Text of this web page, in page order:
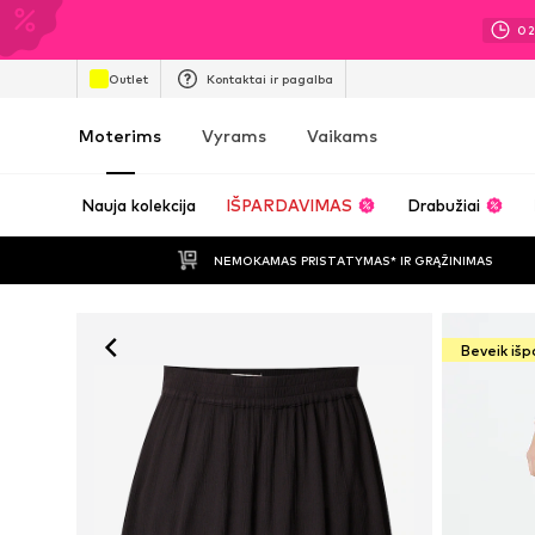
02
Outlet Kontaktai ir pagalba
Moterims Vyrams Vaikams
Nauja kolekcija IŠPARDAVIMAS Drabužiai
NEMOKAMAS PRISTATYMAS* IR GRĄŽINIMAS
Beveik